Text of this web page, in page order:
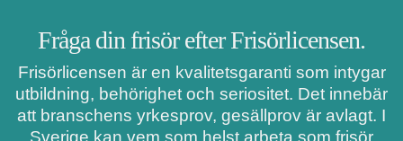
Fråga din frisör efter Frisörlicensen.
Frisörlicensen är en kvalitetsgaranti som intygar
utbildning, behörighet och seriositet. Det innebär
att branschens yrkesprov, gesällprov är avlagt. I